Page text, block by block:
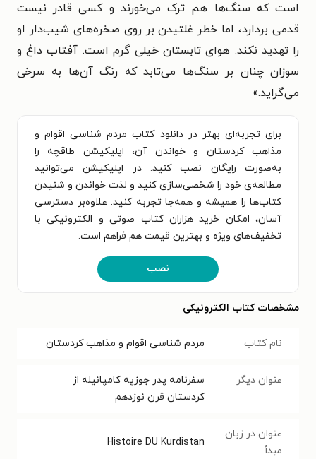
است که سنگ‌ها هم ترک می‌خورند و کسی قادر نیست
قدمی بردارد، اما خطر غلتیدن بر روی صخره‌های شیب‌دار او
را تهدید نکند. هوای تابستان خیلی گرم است. آفتاب داغ و
سوزان چنان بر سنگ‌ها می‌تابد که رنگ آن‌ها به سرخی
می‌گراید.»
برای تجربه‌ای بهتر در دانلود کتاب مردم شناسی اقوام و
مذاهب کردستان و خواندن آن، اپلیکیشن طاقچه را
به‌صورت رایگان نصب کنید. در اپلیکیشن می‌توانید
مطالعه‌ی خود را شخصی‌سازی کنید و لذت خواندن و شنیدن
کتاب‌ها را همیشه و همه‌جا تجربه کنید. علاوه‌بر دسترسی
آسان، امکان خرید هزاران کتاب صوتی و الکترونیکی با
تخفیف‌های ویژه و بهترین قیمت هم فراهم است.
نصب
مشخصات کتاب الکترونیکی
نام کتاب مردم شناسی اقوام و مذاهب کردستان
عنوان دیگر
سفرنامه پدر جوزپه کامپانیله از
کردستان قرن نوزدهم
عنوان در زبان
مبدأ
Histoire DU Kurdistan